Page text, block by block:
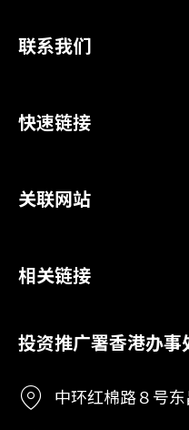
联系我们
快速链接
关联网站
相关链接
投资推广署香港办事
中环红棉路８号